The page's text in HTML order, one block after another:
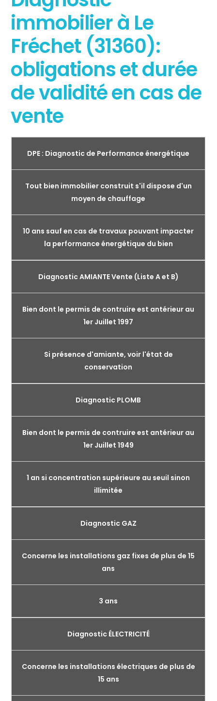
immobilier à Le
Fréchet (31360):
obligations et durée
de validité en cas de
vente
DPE : Diagnostic de Performance énergétique
Tout bien immobilier construit s'il dispose d'un
moyen de chauffage
10 ans sauf en cas de travaux pouvant impacter
la performance énergétique du bien
Diagnostic AMIANTE Vente (Liste A et B)
Bien dont le permis de contruire est antérieur au
1er Juillet 1997
Si présence d'amiante, voir l'état de
conservation
Diagnostic PLOMB
Bien dont le permis de contruire est antérieur au
1er Juillet 1949
1 an si concentration supérieure au seuil sinon
illimitée
Diagnostic GAZ
Concerne les installations gaz fixes de plus de 15
ans
3 ans
Diagnostic ÉLECTRICITÉ
Concerne les installations électriques de plus de
15 ans